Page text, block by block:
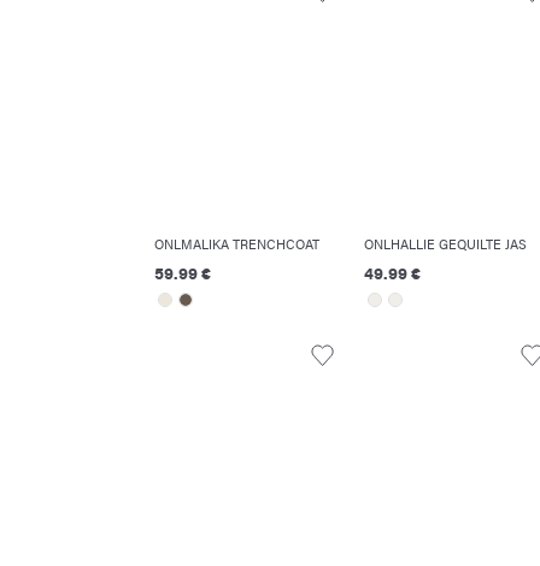
ONLMALIKA TRENCHCOAT
59.99 €
ONLHALLIE GEQUILTE JAS
49.99 €